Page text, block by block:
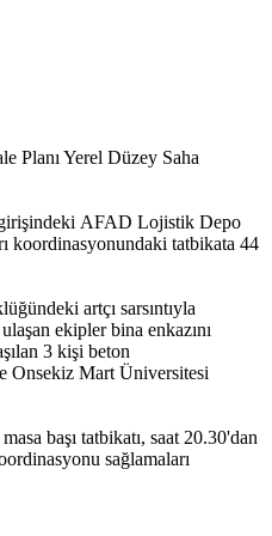
Planı Yerel Düzey Saha
girişindeki AFAD Lojistik Depo
koordinasyonundaki tatbikata 44
artçı sarsıntıyla
ekipler bina enkazını
3 kişi beton
Onsekiz Mart Üniversitesi
başı tatbikatı, saat 20.30'dan
sağlamaları